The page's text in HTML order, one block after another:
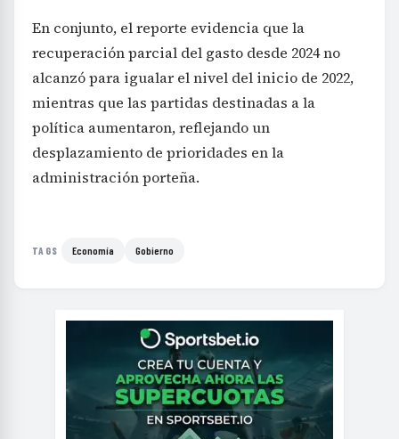
En conjunto, el reporte evidencia que la
recuperación parcial del gasto desde 2024 no
alcanzó para igualar el nivel del inicio de 2022,
mientras que las partidas destinadas a la
política aumentaron, reflejando un
desplazamiento de prioridades en la
administración porteña.
TAGS Economía Gobierno